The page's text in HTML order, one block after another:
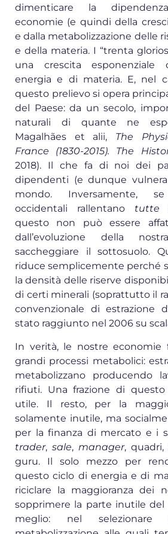
dimenticare la
economie (e quindi della
e dalla metabolizzazione delle
e della materia. I “trenta
una crescita esponenziale
energia e di materia. E, nel
questo prelievo si opera
del Paese: da un secolo,
naturali di quante ne
Magalhães et alii, The
France (1830-2015). The
2018). Il che fa di noi dei
dipendenti (e dunque
mondo. Inversamente,
occidentali rallentano tutte
questo non può essere
dall’evoluzione della
saccheggiare il sottosuolo.
riduce semplicemente perché
la densità delle riserve
di certi minerali (soprattutto il
convenzionale di estrazione
stato raggiunto nel 2006 su
In verità, le nostre economie
grandi processi metabolici:
metabolizzano producendo
rifiuti. Una frazione di questo
utile. Il resto, per la
solamente inutile, ma
per la finanza di mercato e i
trader, sale, manager,
guru. Il solo mezzo per
questo ciclo di energia e di
riciclare la maggioranza dei
sopprimere la parte inutile del
meglio: nel